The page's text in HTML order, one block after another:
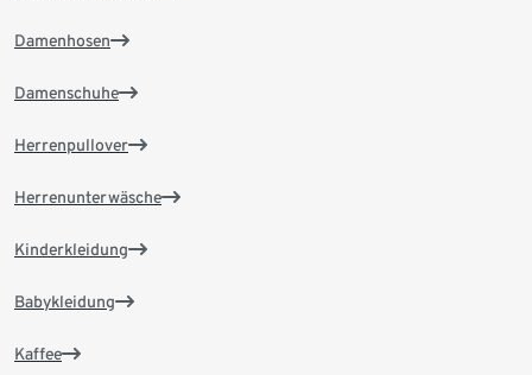
Damenhosen
Damenschuhe
Herrenpullover
Herrenunterwäsche
Kinderkleidung
Babykleidung
Kaffee